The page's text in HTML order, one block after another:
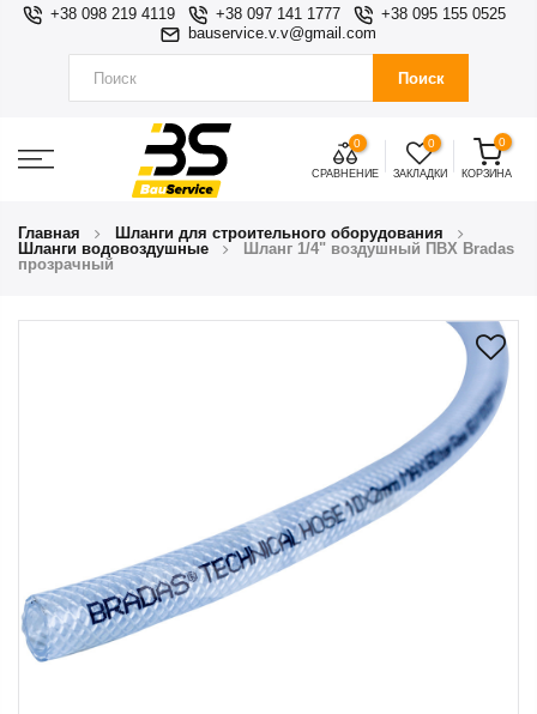
+38 098 219 4119 +38 097 141 1777
+38 095 155 0525
bauservice.v.v@gmail.com
Поиск
0
СРАВНЕНИЕ
0
ЗАКЛАДКИ
0
КОРЗИНА
Главная
Шланги для строительного оборудования
Шланги водовоздушные
Шланг 1/4" воздушный ПВХ Bradas
прозрачный